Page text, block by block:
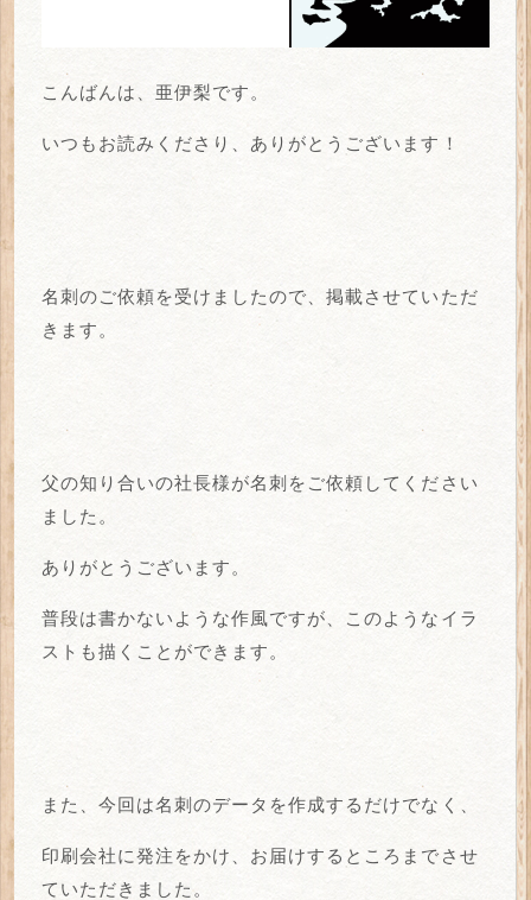
こんばんは、亜伊梨です。
いつもお読みくださり、ありがとうございます！
名刺のご依頼を受けましたので、掲載させていただ
きます。
父の知り合いの社長様が名刺をご依頼してください
ました。
ありがとうございます。
普段は書かないような作風ですが、このようなイラ
ストも描くことができます。
また、今回は名刺のデータを作成するだけでなく、
印刷会社に発注をかけ、お届けするところまでさせ
ていただきました。